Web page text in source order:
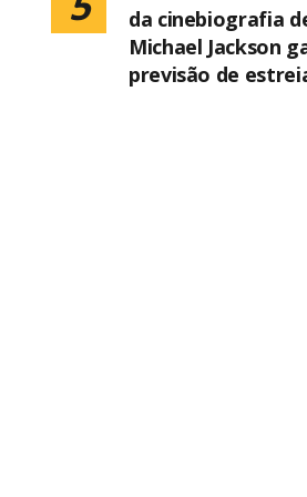
da cinebiografia
Michael Jackson
previsão de